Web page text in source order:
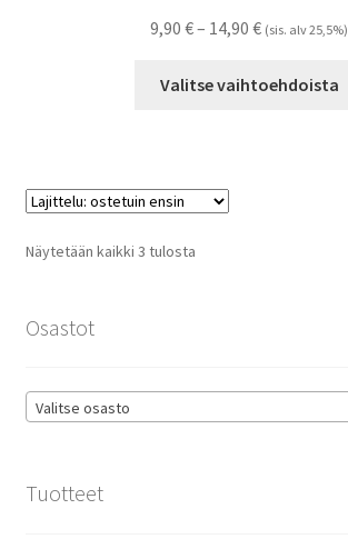
9,90 €– 14,90 €Hintaluokka:
-
(sis. alv 25,5%)
Valitse vaihtoehdoista
Näytetään kaikki 3 tulostaSuosituimmat
Osastot
Valitse osasto
Tuotteet